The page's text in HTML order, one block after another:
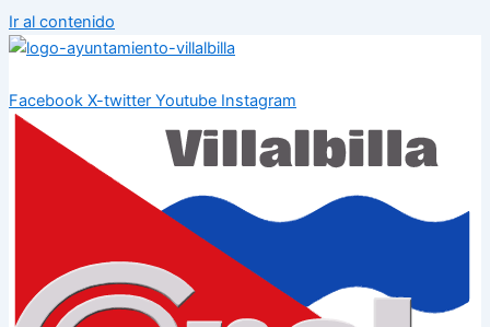
Ir al contenido
Facebook X-twitter Youtube Instagram